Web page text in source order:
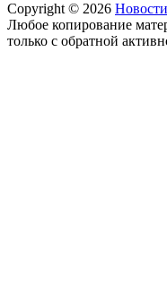
Copyright © 2026
Любое копирование
только с обратной